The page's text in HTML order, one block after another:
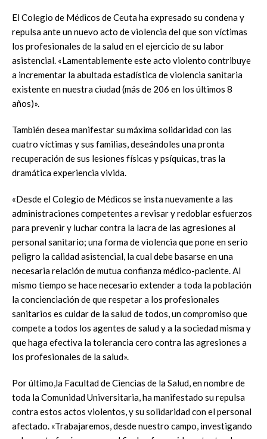
El Colegio de Médicos de Ceuta ha expresado su condena y
repulsa ante un nuevo acto de violencia del que son víctimas
los profesionales de la salud en el ejercicio de su labor
asistencial. «Lamentablemente este acto violento contribuye
a incrementar la abultada estadística de violencia sanitaria
existente en nuestra ciudad (más de 206 en los últimos 8
años)».
También desea manifestar su máxima solidaridad con las
cuatro víctimas y sus familias, deseándoles una pronta
recuperación de sus lesiones físicas y psíquicas, tras la
dramática experiencia vivida.
«Desde el Colegio de Médicos se insta nuevamente a las
administraciones competentes a revisar y redoblar esfuerzos
para prevenir y luchar contra la lacra de las agresiones al
personal sanitario; una forma de violencia que pone en serio
peligro la calidad asistencial, la cual debe basarse en una
necesaria relación de mutua confianza médico-paciente. Al
mismo tiempo se hace necesario extender a toda la población
la concienciación de que respetar a los profesionales
sanitarios es cuidar de la salud de todos, un compromiso que
compete a todos los agentes de salud y a la sociedad misma y
que haga efectiva la tolerancia cero contra las agresiones a
los profesionales de la salud».
Por último,la Facultad de Ciencias de la Salud, en nombre de
toda la Comunidad Universitaria, ha manifestado su repulsa
contra estos actos violentos, y su solidaridad con el personal
afectado. «Trabajaremos, desde nuestro campo, investigando